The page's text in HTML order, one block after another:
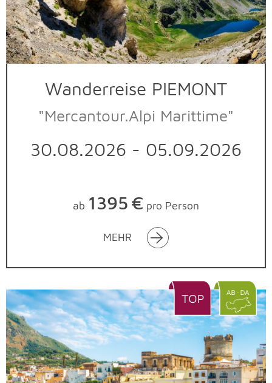
Wanderreise PIEMONT
"Mercantour.Alpi Marittime"
30.08.2026 - 05.09.2026
ab 1395 € pro Person
MEHR